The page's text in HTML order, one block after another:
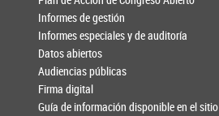
Informes de gestión
Informes especiales y de auditoría
Datos abiertos
Audiencias públicas
Firma digital
Guía de información disponible en el sitio